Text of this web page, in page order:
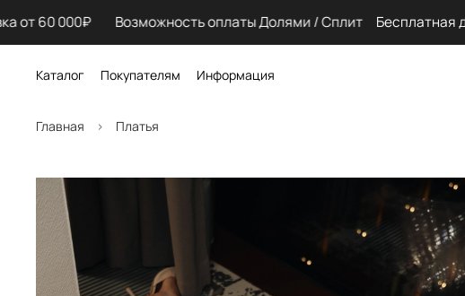
от 60 000₽ Возможность оплаты Долями / Сплит Бесплатная
Каталог Покупателям Информация
Главная Платья